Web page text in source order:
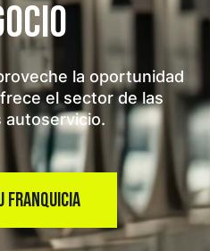
la oportunidad
el sector de las
autoservicio.
FRANQUICIA